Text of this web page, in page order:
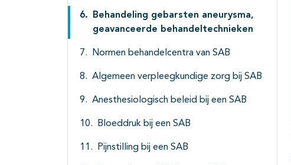
Behandeling gebarsten aneurysma,
geavanceerde behandeltechnieken
Normen behandelcentra van SAB
Algemeen verpleegkundige zorg bij SAB
Anesthesiologisch beleid bij een SAB
Bloeddruk bij een SAB
Pijnstilling bij een SAB